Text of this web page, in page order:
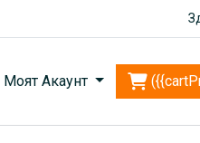
Моят Акаунт